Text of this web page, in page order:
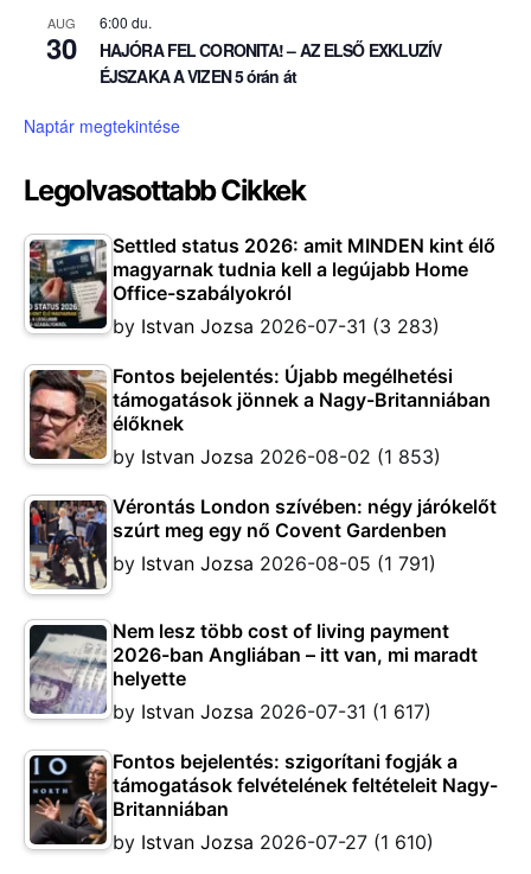
AUG
30
6:00 du.
HAJÓRA FEL CORONITA! – AZ ELSŐ EXKLUZÍV
ÉJSZAKA A VIZEN 5 órán át
Naptár megtekintése
Legolvasottabb Cikkek
Settled status 2026: amit MINDEN kint élő
magyarnak tudnia kell a legújabb Home
Office-szabályokról
by Istvan Jozsa 2026-07-31 (3 283)
Fontos bejelentés: Újabb megélhetési
támogatások jönnek a Nagy-Britanniában
élőknek
by Istvan Jozsa 2026-08-02 (1 853)
Vérontás London szívében: négy járókelőt
szúrt meg egy nő Covent Gardenben
by Istvan Jozsa 2026-08-05 (1 791)
Nem lesz több cost of living payment
2026-ban Angliában – itt van, mi maradt
helyette
by Istvan Jozsa 2026-07-31 (1 617)
Fontos bejelentés: szigorítani fogják a
támogatások felvételének feltételeit Nagy-
Britanniában
by Istvan Jozsa 2026-07-27 (1 610)